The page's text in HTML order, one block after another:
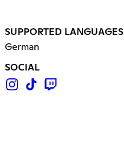
SUPPORTED LANGUAGES
German
SOCIAL